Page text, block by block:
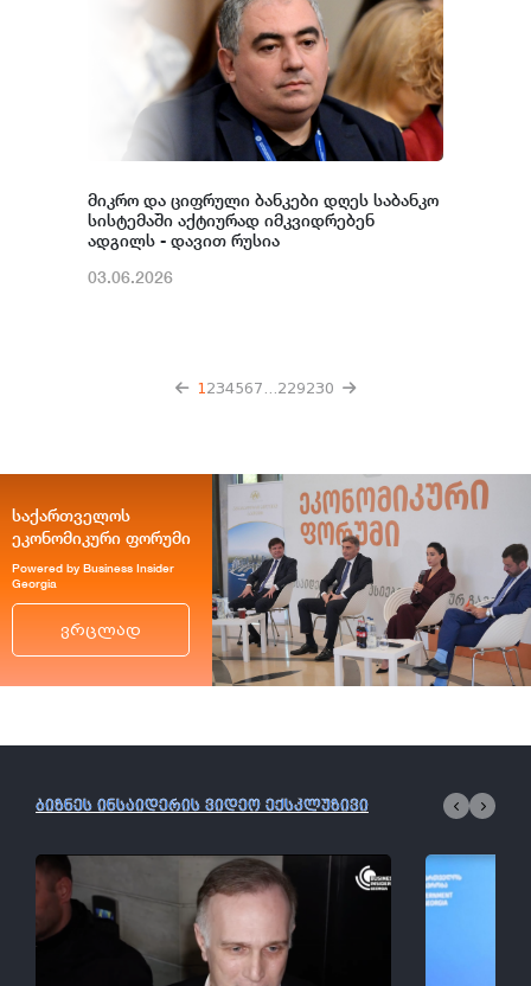
მიკრო და ციფრული ბანკები დღეს საბანკო
სისტემაში აქტიურად იმკვიდრებენ
ადგილს - დავით რუსია
03.06.2026
1 234567 229230
საქართველოს
ეკონომიკური ფორუმი
Powered by Business Insider
Georgia
ვრცლად
ბიზნეს ინსაიდერის ვიდეო ექსკლუზივი